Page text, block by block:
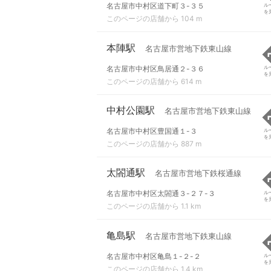
名古屋市中村区道下町３-３５
このページの店舗から 104 m
ル
を
本陣駅 名古屋市営地下鉄東山線
名古屋市中村区鳥居通２-３６
このページの店舗から 614 m
ル
を
中村公園駅 名古屋市営地下鉄東山線
名古屋市中村区豊国通１-３
このページの店舗から 887 m
ル
を
太閤通駅 名古屋市営地下鉄桜通線
名古屋市中村区太閤通３-２７-３
このページの店舗から 1.1 km
ル
を
亀島駅 名古屋市営地下鉄東山線
名古屋市中村区亀島１-２-２
このページの店舗から 1.4 km
ル
を